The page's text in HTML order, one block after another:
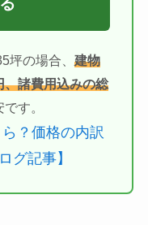
の場合、 建物
、諸費用込みの総
す。
？価格の内訳
グ記事】